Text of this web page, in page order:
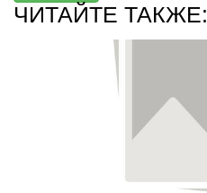
ЧИТАЙТЕ ТАКЖЕ: